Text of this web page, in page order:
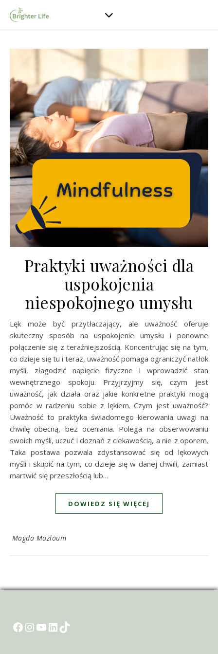
Praktyki uważności dla
uspokojenia
niespokojnego umysłu
Lęk może być przytłaczający, ale uważność oferuje
skuteczny sposób na uspokojenie umysłu i ponowne
połączenie się z teraźniejszością. Koncentrując się na tym,
co dzieje się tu i teraz, uważność pomaga ograniczyć natłok
myśli, złagodzić napięcie fizyczne i wprowadzić stan
wewnętrznego spokoju. Przyjrzyjmy się, czym jest
uważność, jak działa oraz jakie konkretne praktyki mogą
pomóc w radzeniu sobie z lękiem. Czym jest uważność?
Uważność to praktyka świadomego kierowania uwagi na
chwilę obecną, bez oceniania. Polega na obserwowaniu
swoich myśli, uczuć i doznań z ciekawością, a nie z oporem.
Taka postawa pozwala zdystansować się od lękowych
myśli i skupić na tym, co dzieje się w danej chwili, zamiast
martwić się przeszłością lub…
DOWIEDZ SIĘ WIĘCEJ
Magda Mazloum
Facebook
Instagram
YouTube
LinkedIn
TikTok